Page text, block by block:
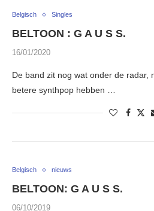
Belgisch Singles
BELTOON : G A U S S.
16/01/2020
De band zit nog wat onder de radar,
betere synthpop hebben …
Belgisch nieuws
BELTOON: G A U S S.
06/10/2019